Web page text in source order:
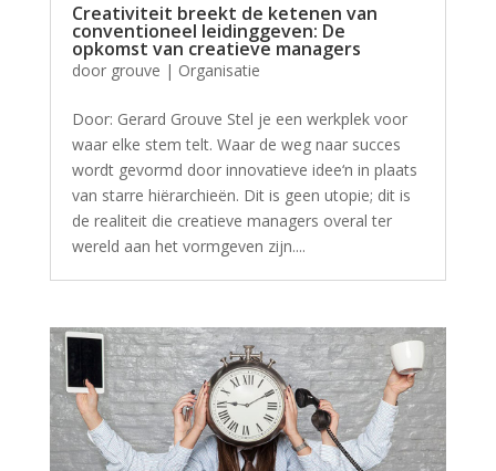
Creativiteit breekt de ketenen van
conventioneel leidinggeven: De
opkomst van creatieve managers
door grouve | Organisatie
Door: Gerard Grouve Stel je een werkplek voor
waar elke stem telt. Waar de weg naar succes
wordt gevormd door innovatieve idee‘n in plaats
van starre hiërarchieën. Dit is geen utopie; dit is
de realiteit die creatieve managers overal ter
wereld aan het vormgeven zijn....